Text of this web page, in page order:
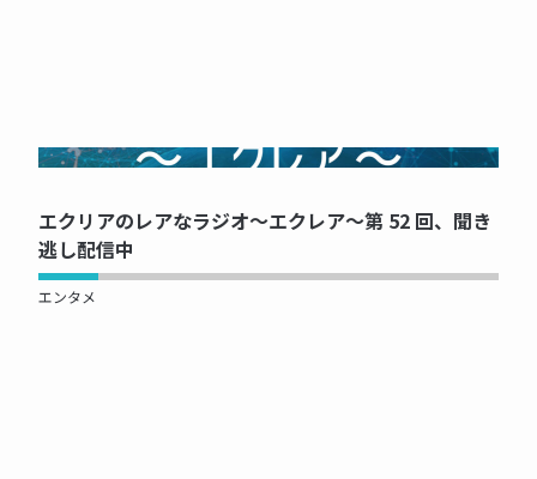
NOW PRINTING...
エクリアのレアなラジオ～エクレア～第 52 回、聞き
逃し配信中
エンタメ